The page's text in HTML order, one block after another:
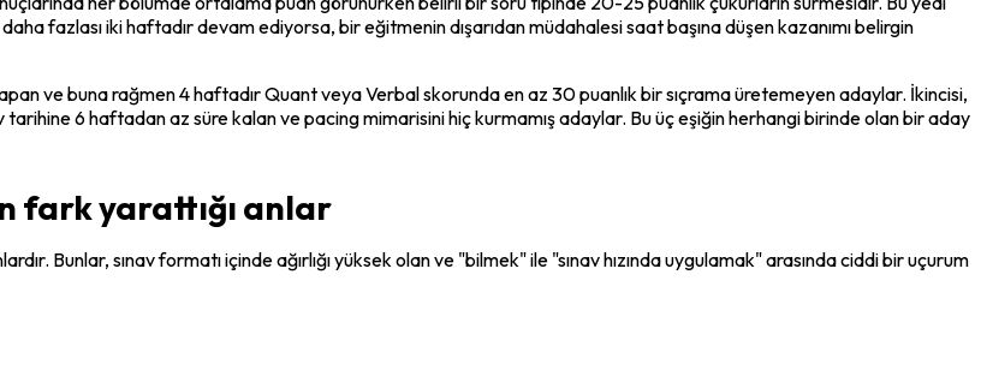
fazlası iki haftadır devam ediyorsa, bir eğitmenin dışarıdan müdahalesi saat başına düşen kazanımı belirgin
ve buna rağmen 4 haftadır Quant veya Verbal skorunda en az 30 puanlık bir sıçrama üretemeyen adaylar. İkincisi,
6 haftadan az süre kalan ve pacing mimarisini hiç kurmamış adaylar. Bu üç eşiğin herhangi birinde olan bir aday
fark yarattığı anlar
Bunlar, sınav formatı içinde ağırlığı yüksek olan ve "bilmek" ile "sınav hızında uygulamak" arasında ciddi bir uçurum